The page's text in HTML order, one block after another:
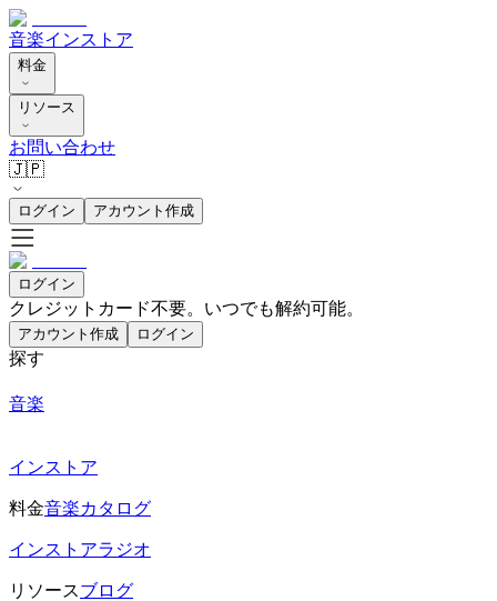
音楽インストア
料金
リソース
お問い合わせ
🇯🇵
ログイン アカウント作成
ログイン
クレジットカード不要。いつでも解約可能。
アカウント作成 ログイン
探す
音楽
インストア
料金音楽カタログ
インストアラジオ
リソースブログ